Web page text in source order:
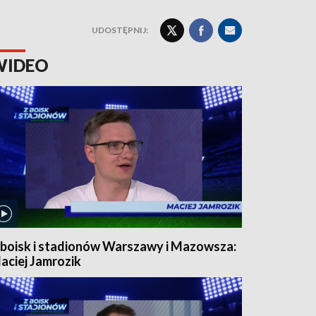
UDOSTĘPNIJ:
i stadionów Warszawy i Mazowsza:
Jamrozik